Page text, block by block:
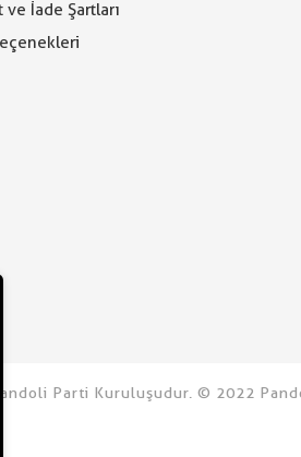
ve İade Şartları
Parti Kuruluşudur. © 2022